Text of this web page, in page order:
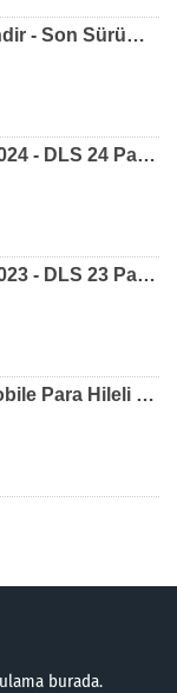
Selçuk Sports HD Apk indir - Son Sürüm 2024 [2.0.1.9]
Dream League Soccer 2024 - DLS 24 Para Hileli MOD APK indir [v11.050]
Dream League Soccer 2023 - DLS 23 Para Hileli MOD APK [v11.020]
Farming Simulator 23 Mobile Para Hileli MOD APK indir [v0.0.0.8]
burada.